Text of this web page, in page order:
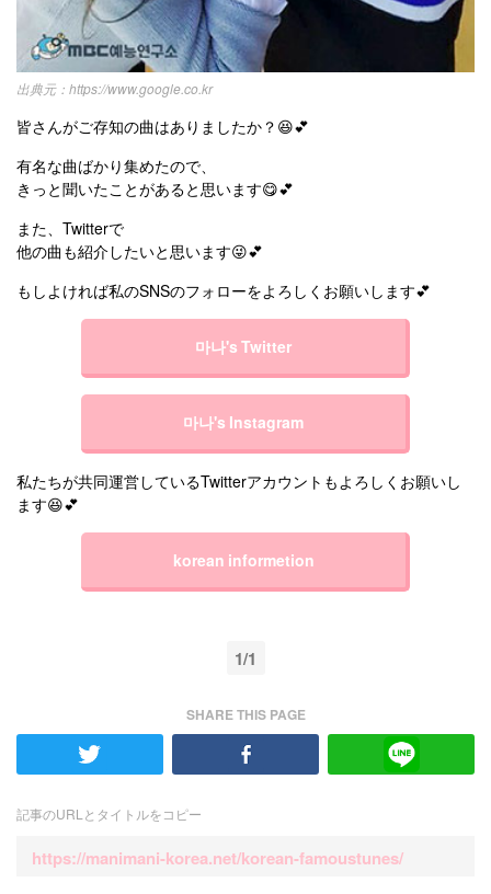
https://www.google.co.kr
皆さんがご存知の曲はありましたか？😆💕
有名な曲ばかり集めたので、
きっと聞いたことがあると思います😋💕
また、Twitterで
他の曲も紹介したいと思います😜💕
もしよければ私のSNSのフォローをよろしくお願いします💕
마나's Twitter
마나's Instagram
私たちが共同運営しているTwitterアカウントもよろしくお願いし
ます😆💕
korean informetion
1/1
SHARE THIS PAGE
記事のURLとタイトルをコピー
https://manimani-korea.net/korean-famoustunes/